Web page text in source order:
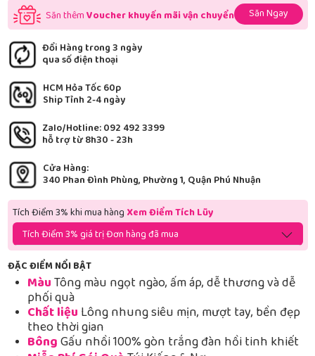
Săn thêmVoucher khuyến mãi vận chuyển Săn Ngay
Đổi Hàng trong 3 ngày
qua số điện thoại
HCM Hỏa Tốc 60p
Ship Tỉnh 2-4 ngày
Zalo/Hotline: 092 492 3399
hỗ trợ từ 8h30 - 23h
Cửa Hàng:
340 Phan Đình Phùng, Phường 1, Quận Phú Nhuận
Tích Điểm 3% khi mua hàng Xem Điểm Tích Lũy
Tích Điểm 3% giá trị Đơn hàng đã mua
ĐẶC ĐIỂM NỔI BẬT
MàuTông màu ngọt ngào, ấm áp, dễ thương và dễ
phối quà
Chất liệu Lông nhung siêu mịn, mượt tay, bền đẹp
theo thời gian
BôngGấu nhồi 100% gòn trắng đàn hồi tinh khiết